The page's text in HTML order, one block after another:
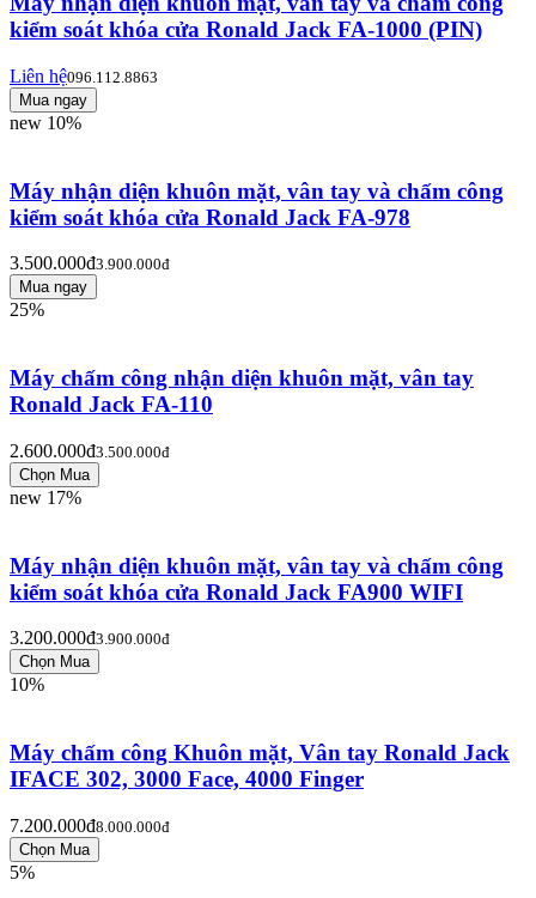
kiểm soát khóa cửa Ronald Jack FA-1000 (PIN)
Liên hệ096.112.8863
new 10%
Máy nhận diện khuôn mặt, vân tay và chấm công
kiểm soát khóa cửa Ronald Jack FA-978
3.500.000đ3.900.000đ
25%
Máy chấm công nhận diện khuôn mặt, vân tay
Ronald Jack FA-110
2.600.000đ3.500.000đ
new 17%
Máy nhận diện khuôn mặt, vân tay và chấm công
kiểm soát khóa cửa Ronald Jack FA900 WIFI
3.200.000đ3.900.000đ
10%
Máy chấm công Khuôn mặt, Vân tay Ronald Jack
IFACE 302, 3000 Face, 4000 Finger
7.200.000đ8.000.000đ
5%